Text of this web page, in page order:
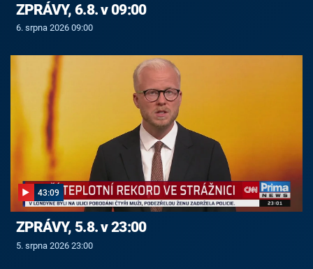
ZPRÁVY, 6.8. v 09:00
6. srpna 2026 09:00
43:09
ZPRÁVY, 5.8. v 23:00
5. srpna 2026 23:00